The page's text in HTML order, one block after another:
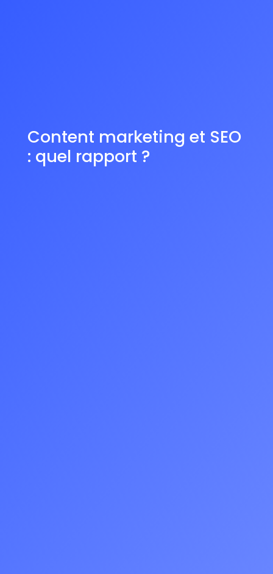
Content marketing et SEO
: quel rapport ?